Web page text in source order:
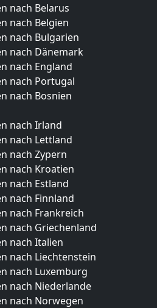
nach Belarus
nach Belgien
nach Bulgarien
nach Dänemark
nach England
nach Portugal
nach Bosnien
nach Irland
nach Lettland
nach Zypern
nach Kroatien
nach Estland
nach Finnland
nach Frankreich
nach Griechenland
nach Italien
nach Liechtenstein
nach Luxemburg
nach Niederlande
nach Norwegen